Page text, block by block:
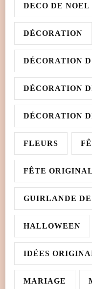
DECO DE NOEL
DÉCORATION
DÉCORATION
DÉCORATION
DÉCORATION
FLEURS
FÊTE
GUIRLANDE
HALLOWEEN
IDÉES
MARIAGE